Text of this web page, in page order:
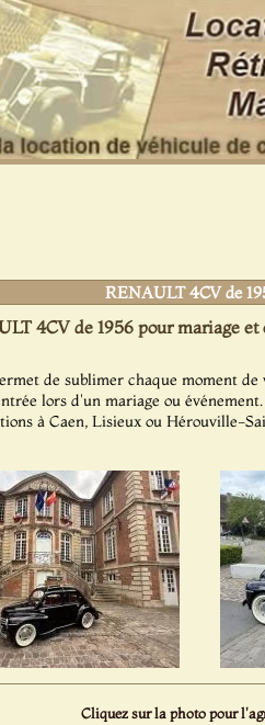
RENAULT 4CV de
4CV de 1956 pour mariage et
de sublimer chaque moment de
lors d'un mariage ou événement.
à Caen, Lisieux ou Hérouville-
Cliquez sur la photo pour